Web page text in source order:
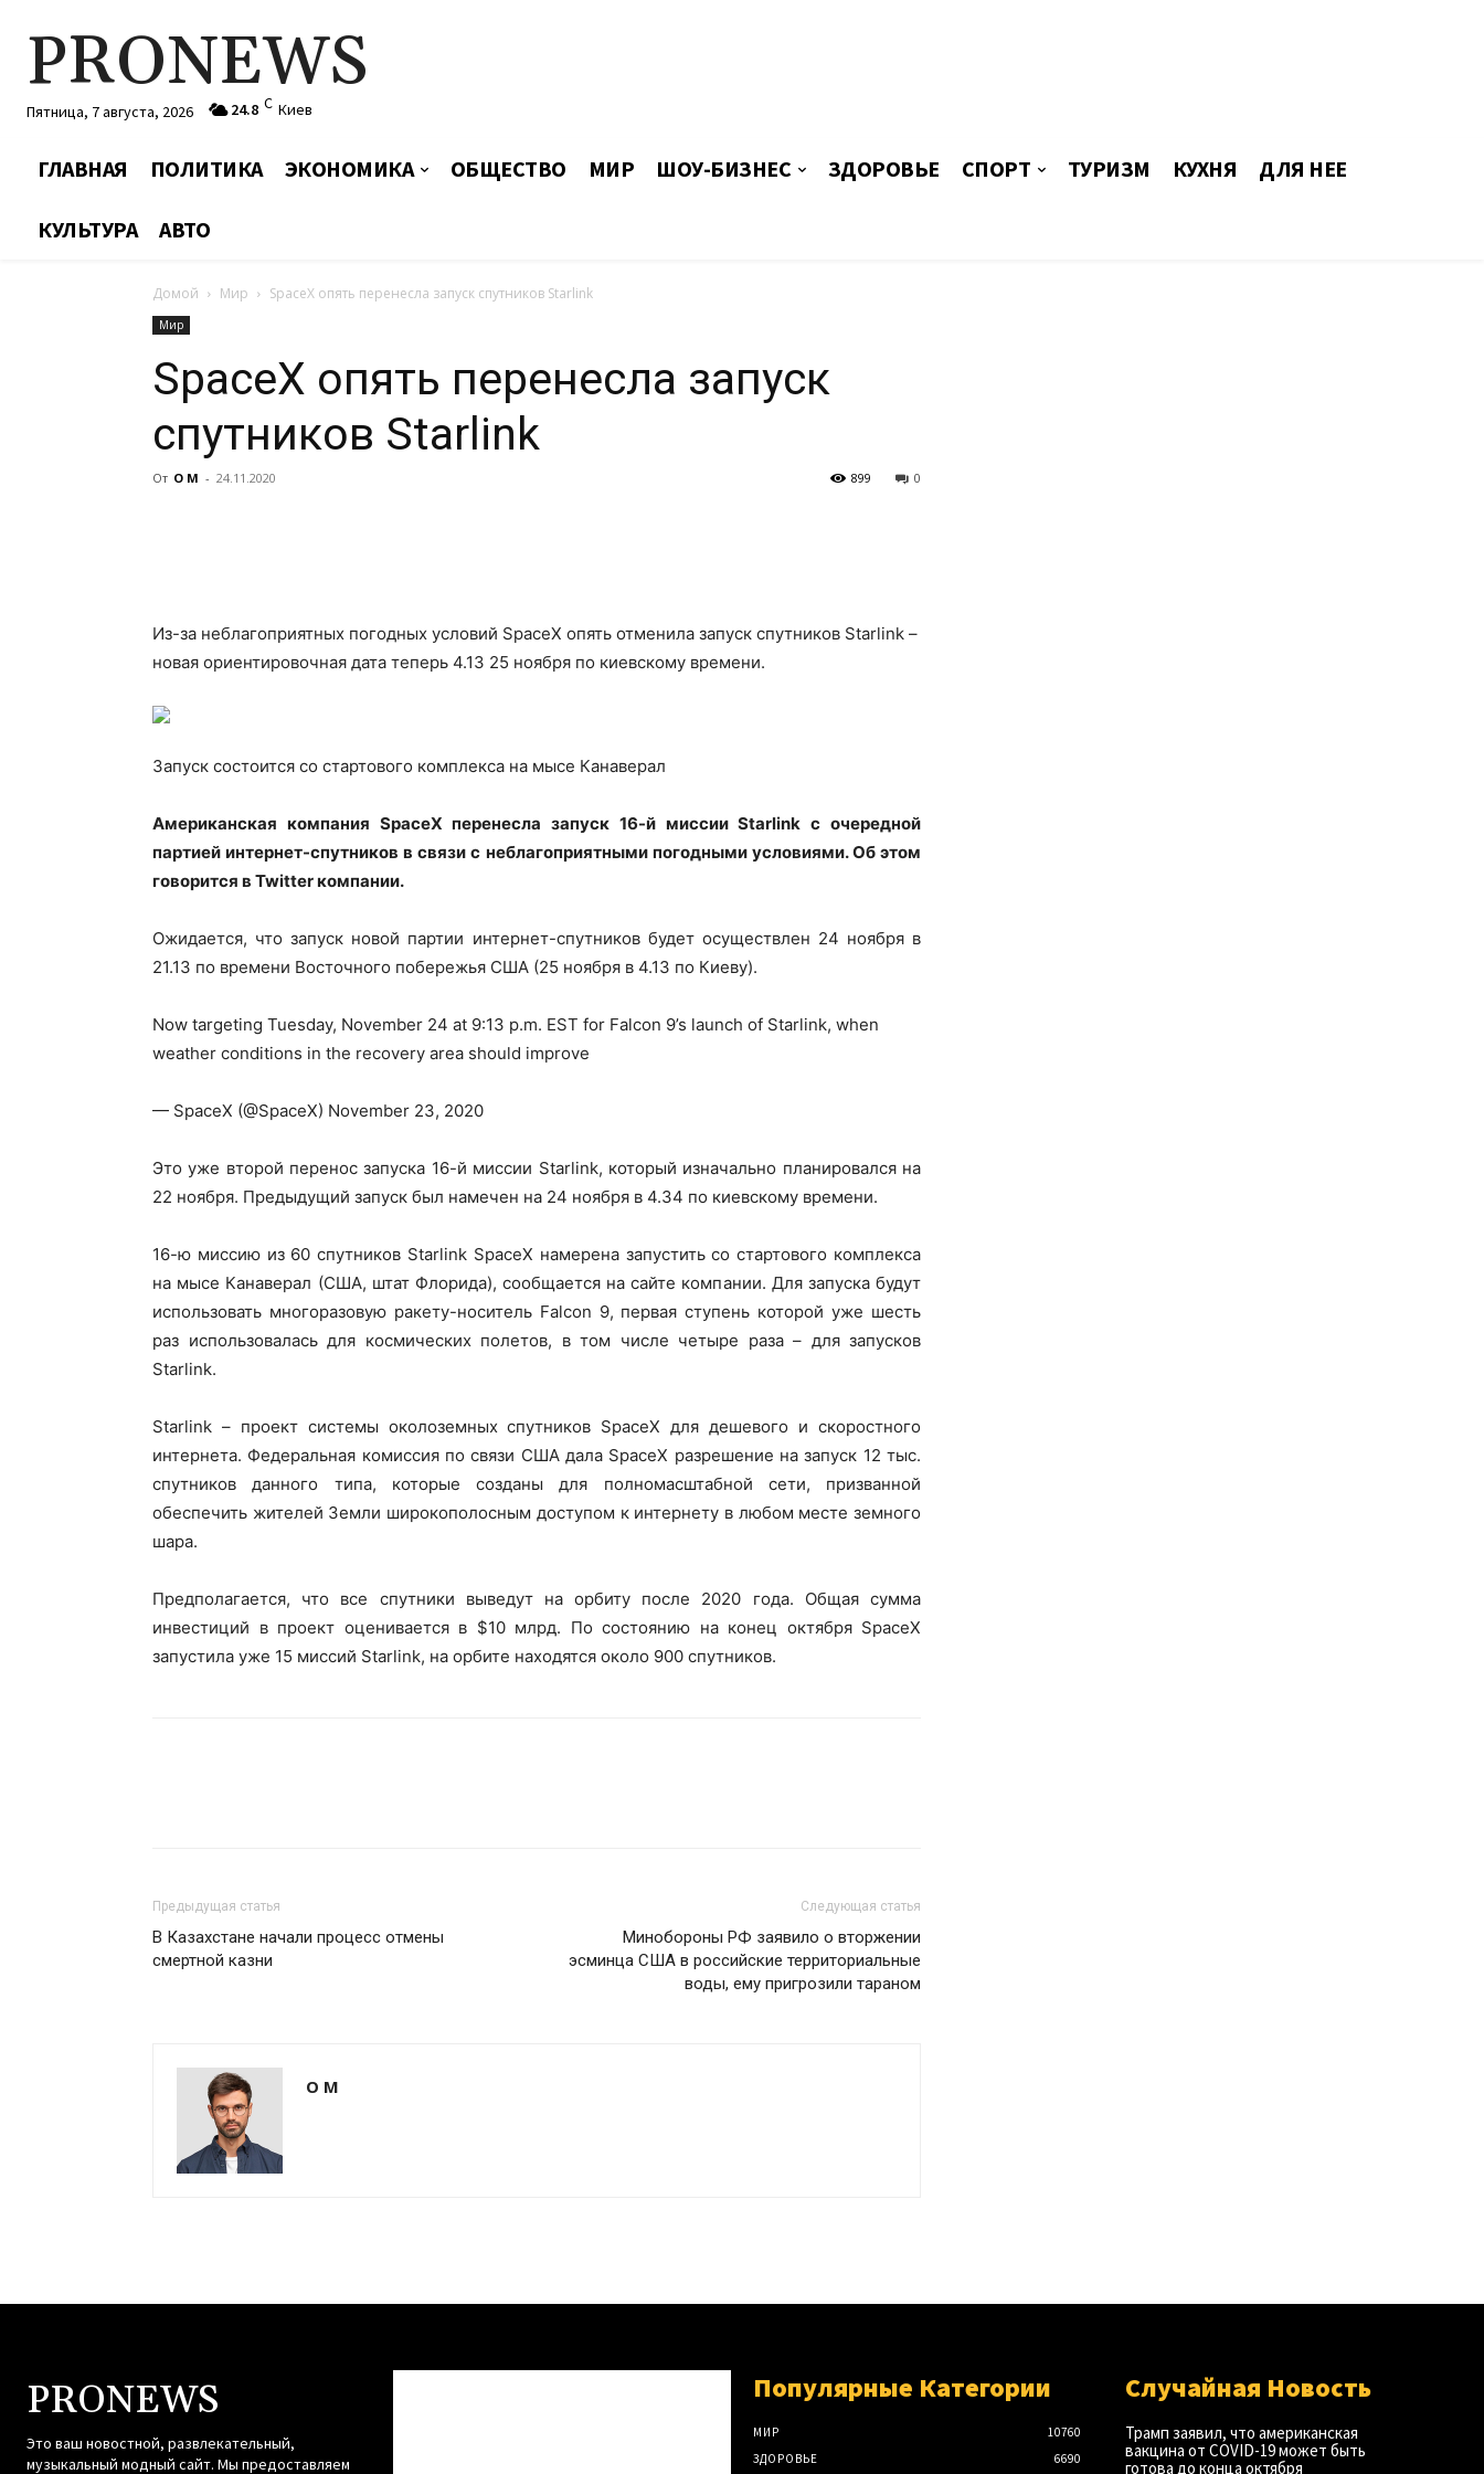
PRONEWS
Пятница, 7 августа, 2026 24.8 C Киев
ГЛАВНАЯ ПОЛИТИКА ЭКОНОМИКА ОБЩЕСТВО МИР ШОУ-БИЗНЕС ЗДОРОВЬЕ СПОРТ ТУРИЗМ КУХНЯ ДЛЯ НЕЕ
КУЛЬТУРА АВТО
Домой Мир SpaceX опять перенесла запуск спутников Starlink
Мир
SpaceX опять перенесла запуск
спутников Starlink
От О М - 24.11.2020 0
899
Из-за неблагоприятных погодных условий SpaceX опять отменила запуск спутников Starlink –
новая ориентировочная дата теперь 4.13 25 ноября по киевскому времени.
Запуск состоится со стартового комплекса на мысе Канаверал
Американская компания SpaceX перенеслазапуск 16-й миссии Starlink с очередной
партией интернет-спутников в связи с неблагоприятными погодными условиями. Об этом
говорится в Twitter компании.
Ожидается, что запуск новой партии интернет-спутников будет осуществлен 24 ноября в
21.13 по времени Восточного побережья США (25 ноября в 4.13 по Киеву).
Now targeting Tuesday, November 24 at 9:13 p.m. EST for Falcon 9’s launch of Starlink, when
weather conditions in the recovery area should improve
— SpaceX (@SpaceX) November 23, 2020
Это уже второй перенос запуска 16-й миссии Starlink, который изначально планировался на
22 ноября. Предыдущий запуск был намечен на 24 ноября в 4.34 по киевскому времени.
16-ю миссию из 60 спутников Starlink SpaceX намерена запустить со стартового комплекса
на мысе Канаверал (США, штат Флорида), сообщается на сайте компании. Для запуска будут
использовать многоразовую ракету-носитель Falcon 9, первая ступень которой уже шесть
раз использовалась для космических полетов, в том числе четыре раза – для запусков
Starlink.
Starlink – проект системы околоземных спутников SpaceX для дешевого и скоростного
интернета. Федеральная комиссия по связи США дала SpaceX разрешение на запуск 12 тыс.
спутников данного типа, которые созданы для полномасштабной сети, призванной
обеспечить жителей Земли широкополосным доступом к интернету в любом месте земного
шара.
Предполагается, что все спутники выведут на орбиту после 2020 года. Общая сумма
инвестиций в проект оценивается в $10 млрд. По состоянию на конец октября SpaceX
запустила уже 15 миссий Starlink, на орбите находятся около 900 спутников.
Предыдущая статья
В Казахстане начали процесс отмены
смертной казни
Следующая статья
Минобороны РФ заявило о вторжении
эсминца США в российские территориальные
воды, ему пригрозили тараном
О М
PRONEWS
Это ваш новостной, развлекательный,
музыкальный модный сайт. Мы предоставляем
Популярные Категории
МИР
10760
ЗДОРОВЬЕ
6690
Случайная Новость
Трамп заявил, что американская
вакцина от COVID-19 может быть
готова до конца октября